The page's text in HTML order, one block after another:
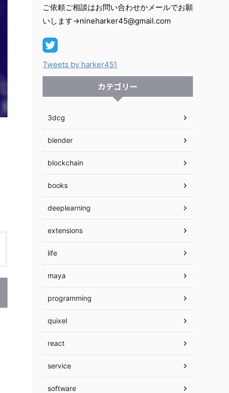
ご依頼ご相談はお問い合わせかメールでお願
いします→nineharker45@gmail.com
Tweets by harker451
カテゴリー
3dcg
blender
blockchain
books
deeplearning
extensions
life
maya
programming
quixel
react
service
software